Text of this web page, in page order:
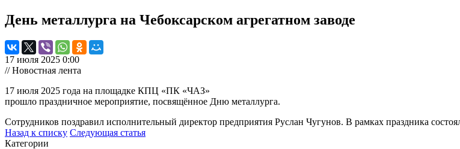
День металлурга на Чебоксарском агрегатном заводе
17 июля 2025 0:00
// Новостная лента
17 июля 2025 года на площадке КПЦ «ПК «ЧАЗ»
прошло праздничное мероприятие, посвящённое Дню металлурга.
Сотрудников поздравил исполнительный директор предприятия Руслан Чугунов. В рамках праздника
Назад к списку Следующая статья
Категории